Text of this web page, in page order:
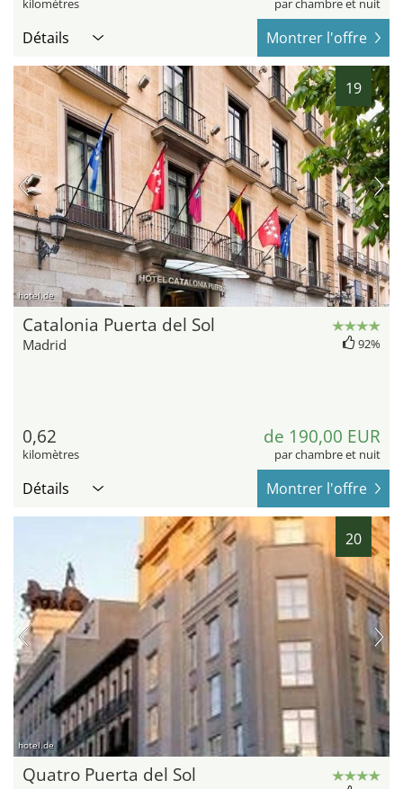
kilomètres par chambre et nuit
Détails Montrer l'offre
19
hotel.de
Catalonia Puerta del Sol
Madrid 92%
0,62
kilomètres
de 190,00 EUR
par chambre et nuit
Détails Montrer l'offre
20
hotel.de
Quatro Puerta del Sol